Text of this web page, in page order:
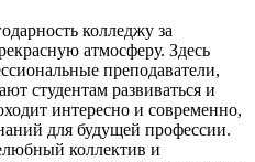
колледжу за
атмосферу. Здесь
преподаватели,
студентам развиваться и
интересно и современно,
для будущей профессии.
коллектив и